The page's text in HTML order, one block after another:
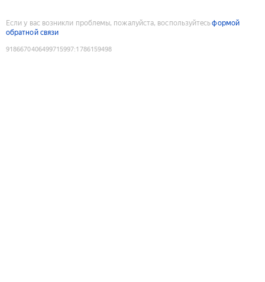
Если у вас возникли проблемы, пожалуйста, воспользуйтесьформой
обратной связи
9186670406499715997:1786159498